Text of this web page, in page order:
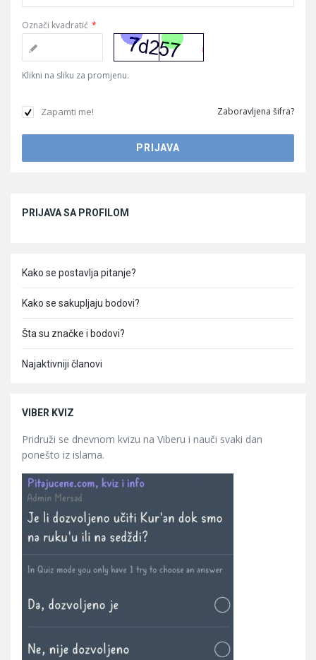
Označi kvadratić *
Klikni na sliku za promjenu.
Zapamti me! Zaboravljena šifra?
PRIJAVA SA PROFILOM
Kako se postavlja pitanje?
Kako se sakupljaju bodovi?
Šta su značke i bodovi?
Najaktivniji članovi
VIBER KVIZ
Pridruži se dnevnom kvizu na Viberu i nauči svaki dan
ponešto iz islama.